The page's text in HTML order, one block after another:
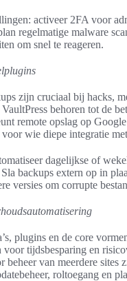
activeer 2FA voor
regelmatige malware
om snel te reageren.
zijn cruciaal bij hacks,
behoren tot de
remote opslag op
wie diepe integratie
dagelijkse of
backups extern op in
versies om corrupte
plugins en de core
tijdsbesparing en
beheer van meerdere
roltoegang en